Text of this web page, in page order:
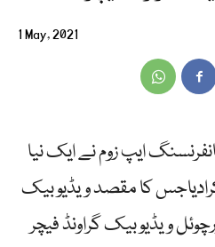
1 May, 2021
ایپ زوم نے ایک نیا
کا مقصد ویڈیو بیک
ویڈیو بیک گراونڈ فیچر